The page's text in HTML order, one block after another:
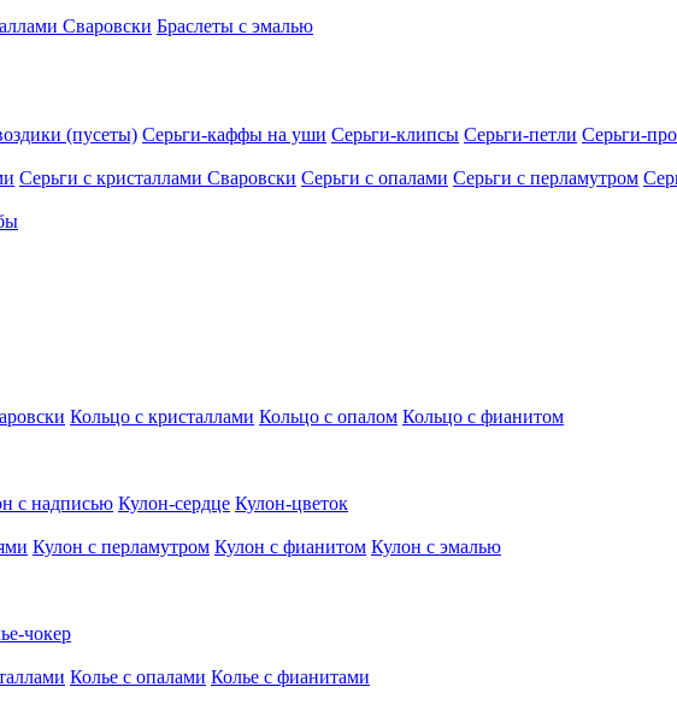
Сваровски Браслеты с эмалью
(пусеты) Серьги-каффы на уши Серьги-клипсы Серьги-петли Серьги-
Серьги с кристаллами Сваровски Серьги с опалами Серьги с перламутром
Кольцо с кристаллами Кольцо с опалом Кольцо с фианитом
с надписью Кулон-сердце Кулон-цветок
Кулон с перламутром Кулон с фианитом Кулон с эмалью
чокер
Колье с опалами Колье с фианитами